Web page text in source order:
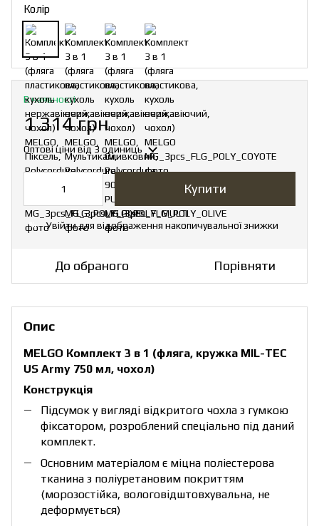
Колір
В наявності
1 314 грн
Оптові цінивід 3 одиниць
Купити
% Увійтидля відображення накопичувальної знижки
До обраного Порівняти
Опис
MELGO Комплект 3 в 1 (фляга, кружка MIL-TEC
US Army 750 мл, чохол)
Конструкція
Підсумок у вигляді відкритого чохла з гумкою
фіксатором, розроблений спеціально під даний
комплект.
Основним матеріалом є міцна поліестерова
тканина з поліуретановим покриттям
(морозостійка, вологовідштовхувальна, не
деформується)